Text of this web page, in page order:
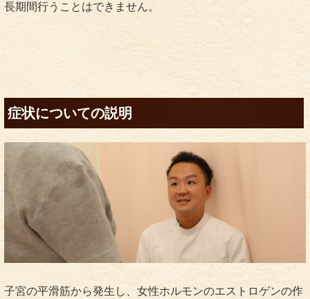
長期間行うことはできません。
症状についての説明
子宮の平滑筋から発生し、女性ホルモンのエストロゲンの作